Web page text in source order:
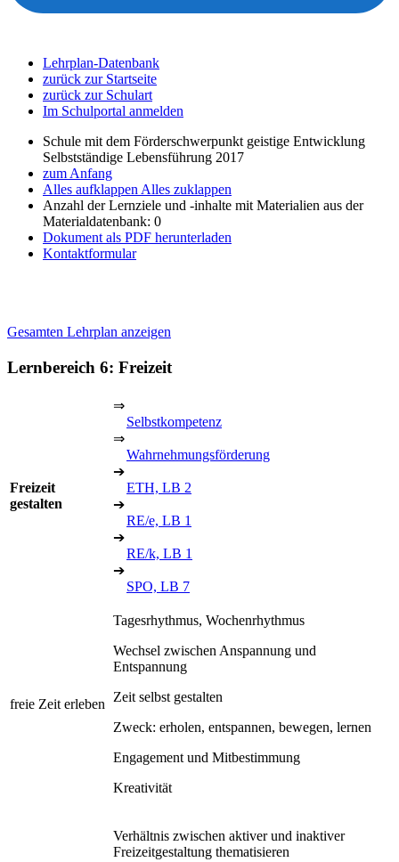
Lehrplan-Datenbank
zurück zur Startseite
zurück zur Schulart
Im Schulportal anmelden
Schule mit dem Förderschwerpunkt geistige Entwicklung
Selbstständige Lebensführung 2017
zum Anfang
Alles aufklappen Alles zuklappen
Anzahl der Lernziele und -inhalte mit Materialien aus der
Materialdatenbank: 0
Dokument als PDF herunterladen
Kontaktformular
Gesamten Lehrplan anzeigen
Lernbereich 6: Freizeit
Freizeit
gestalten
⇒
Selbstkompetenz
⇒
Wahrnehmungsförderung
➔
ETH, LB 2
➔
RE/e, LB 1
➔
RE/k, LB 1
➔
SPO, LB 7
freie Zeit erleben
Tagesrhythmus, Wochenrhythmus
Wechsel zwischen Anspannung und
Entspannung
Zeit selbst gestalten
Zweck: erholen, entspannen, bewegen, lernen
Engagement und Mitbestimmung
Kreativität
Verhältnis zwischen aktiver und inaktiver
Freizeitgestaltung thematisieren